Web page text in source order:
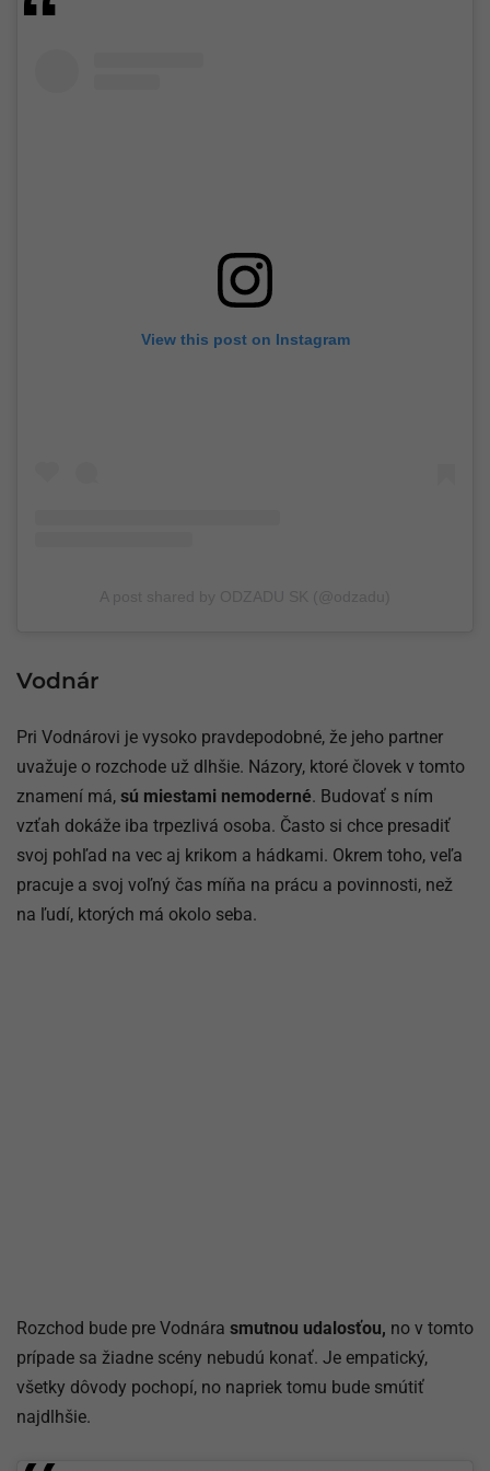
View this post on Instagram
Vodnár
Pri Vodnárovi je vysoko pravdepodobné, že jeho partner
uvažuje o rozchode už dlhšie. Názory, ktoré človek v tomto
znamení má, sú miestami nemoderné. Budovať s ním
vzťah dokáže iba trpezlivá osoba. Často si chce presadiť
svoj pohľad na vec aj krikom a hádkami. Okrem toho, veľa
pracuje a svoj voľný čas míňa na prácu a povinnosti, než
na ľudí, ktorých má okolo seba.
Rozchod bude pre Vodnára smutnou udalosťou, no v tomto
prípade sa žiadne scény nebudú konať. Je empatický,
všetky dôvody pochopí, no napriek tomu bude smútiť
najdlhšie.